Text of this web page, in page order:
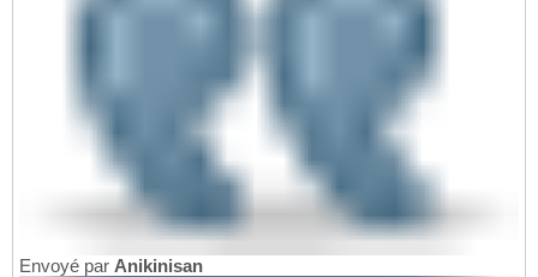
Envoyé par Anikinisan